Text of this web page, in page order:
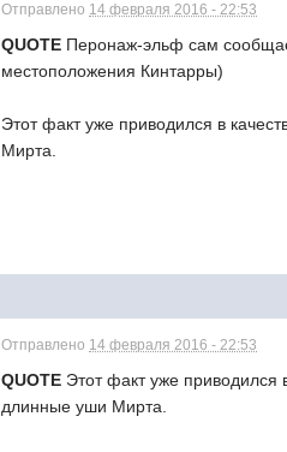
Отправлено 14 февраля 2016 - 22:53
QUOTE Перонаж-эльф сам
местоположения Кинтарры)
Этот факт уже приводился в
Мирта.
Отправлено 14 февраля 2016 - 22:53
QUOTE Этот факт уже приводился
длинные уши Мирта.